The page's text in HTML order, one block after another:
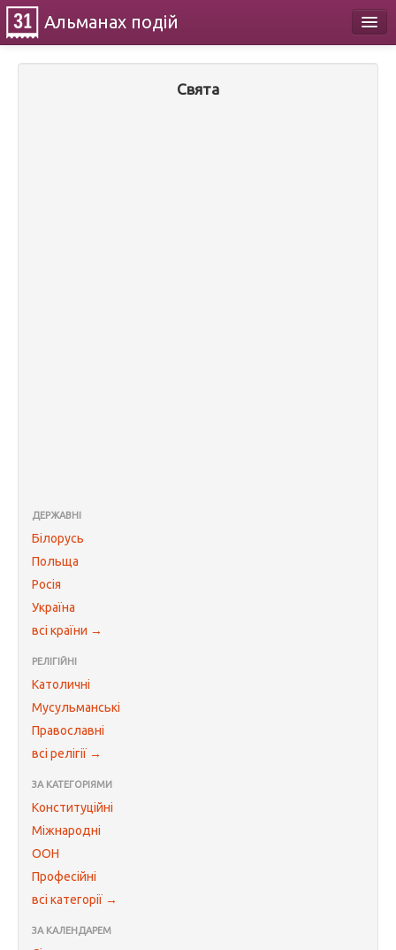
Альманах подій
Свята
ДЕРЖАВНІ
Білорусь
Польща
Росія
Україна
всі країни →
РЕЛІГІЙНІ
Католичні
Мусульманські
Православні
всі релігії →
ЗА КАТЕГОРІЯМИ
Конституційні
Міжнародні
ООН
Професійні
всі категорії →
ЗА КАЛЕНДАРЕМ